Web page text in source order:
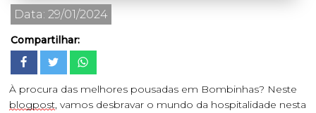
Data: 29/01/2024
Compartilhar:
À procura das melhores pousadas em Bombinhas? Neste
blogpost, vamos desbravar o mundo da hospitalidade nesta